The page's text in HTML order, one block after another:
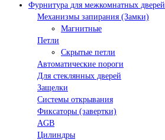
Фурнитура для межкомнатных дверей
Механизмы запирания (Замки)
Магнитные
Петли
Скрытые петли
Автоматические пороги
Для стеклянных дверей
Защелки
Системы открывания
Фиксаторы (завертки)
AGB
Цилиндры